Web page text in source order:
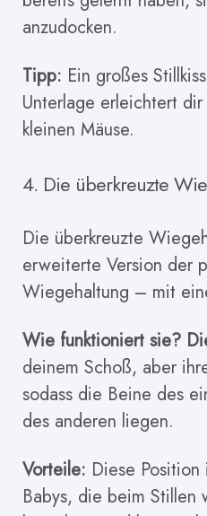
anzudocken.
Tipp: Ein großes
Unterlage erleichtert
kleinen Mäuse.
4. Die überkreuzte
Die überkreuzte
erweiterte Version der
Wiegehaltung – mit
Wie funktioniert sie?
deinem Schoß, aber
sodass die Beine des
des anderen liegen.
Vorteile: Diese
Babys, die beim Stillen